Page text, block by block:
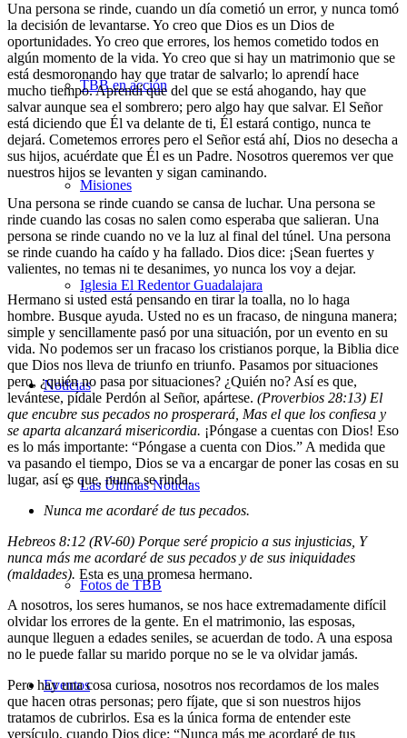
TBB en acción
Misiones
Iglesia El Redentor Guadalajara
Noticias
Las Últimas Noticias
Fotos de TBB
Eventos
Una persona se rinde, cuando un día cometió un error, y nunca tomó
la decisión de levantarse. Yo creo que Dios es un Dios de
oportunidades. Yo creo que errores, los hemos cometido todos en
algún momento de la vida. Yo creo que si hay un matrimonio que se
está desmoronando hay que tratar de salvarlo; lo aprendí hace
mucho tiempo. Aprendí que del que se está ahogando, hay que
salvar aunque sea el sombrero; pero algo hay que salvar. El Señor
está diciendo que Él va delante de ti, Él estará contigo, nunca te
dejará. Cometemos errores pero el Señor está ahí, Dios no desecha a
sus hijos, acuérdate que Él es un Padre. Nosotros queremos ver que
nuestros hijos se levanten y sigan caminando.
Una persona se rinde cuando se cansa de luchar. Una persona se
rinde cuando las cosas no salen como esperaba que salieran. Una
persona se rinde cuando no ve la luz al final del túnel. Una persona
se rinde cuando ha caído y ha fallado. Dios dice: ¡Sean fuertes y
valientes, no temas ni te desanimes, yo nunca los voy a dejar.
Hermano si usted está pensando en tirar la toalla, no lo haga
hombre. Busque ayuda. Usted no es un fracaso, de ninguna manera;
simple y sencillamente pasó por una situación, por un evento en su
vida. No podemos ser un fracaso los cristianos porque, la Biblia dice
que Dios nos lleva de triunfo en triunfo. Pasamos por situaciones
pero, ¿quién no pasa por situaciones? ¿Quién no? Así es que,
levántese, pídale Perdón al Señor, apártese. (Proverbios 28:13) El
que encubre sus pecados no prosperará, Mas el que los confiesa y
se aparta alcanzará misericordia. ¡Póngase a cuentas con Dios! Eso
es lo más importante: “Póngase a cuenta con Dios.” A medida que
va pasando el tiempo, Dios se va a encargar de poner las cosas en su
lugar, así es que, nunca se rinda.
Nunca me acordaré de tus pecados.
Hebreos 8:12 (RV-60) Porque seré propicio a sus injusticias, Y
nunca más me acordaré de sus pecados y de sus iniquidades
(maldades). Esta es una promesa hermano.
A nosotros, los seres humanos, se nos hace extremadamente difícil
olvidar los errores de la gente. En el matrimonio, las esposas,
aunque lleguen a edades seniles, se acuerdan de todo. A una esposa
no le puede fallar su marido porque no se le va olvidar jamás.
Pero hay una cosa curiosa, nosotros nos recordamos de los males
que hacen otras personas; pero fíjate, que si son nuestros hijos
tratamos de cubrirlos. Esa es la única forma de entender este
versículo, cuando Dios dice: “Nunca más me acordaré de tus